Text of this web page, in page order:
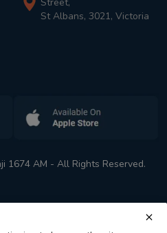
St Albans, 3021, Victoria
1674 AM - All Rights Reserved.